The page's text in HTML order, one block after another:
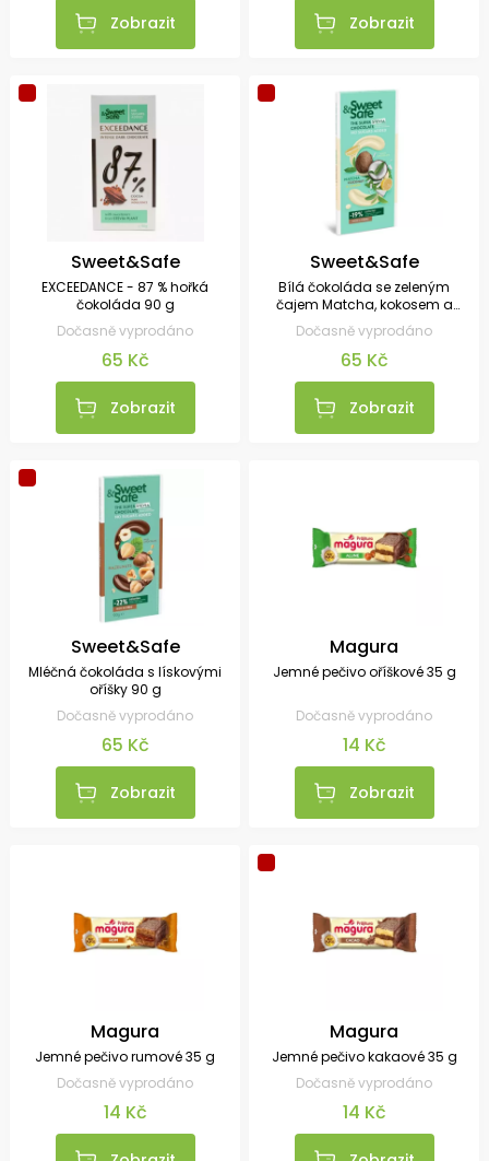
Zobrazit Zobrazit
Sweet&Safe
EXCEEDANCE - 87 % hořká
čokoláda 90 g
Dočasně vyprodáno
65 Kč
Zobrazit
Sweet&Safe
Bílá čokoláda se zeleným
čajem Matcha, kokosem a
citrónem 90 g
Dočasně vyprodáno
65 Kč
Zobrazit
Sweet&Safe
Mléčná čokoláda s lískovými
oříšky 90 g
Dočasně vyprodáno
65 Kč
Zobrazit
Magura
Jemné pečivo oříškové 35 g
Dočasně vyprodáno
14 Kč
Zobrazit
Magura
Jemné pečivo rumové 35 g
Dočasně vyprodáno
14 Kč
Magura
Jemné pečivo kakaové 35 g
Dočasně vyprodáno
14 Kč